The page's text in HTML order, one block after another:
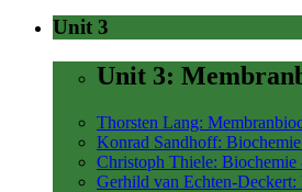
Unit 3
Unit 3:
Thorsten Lang:
Konrad Sandhoff:
Christoph Thiele:
Gerhild van Echten-